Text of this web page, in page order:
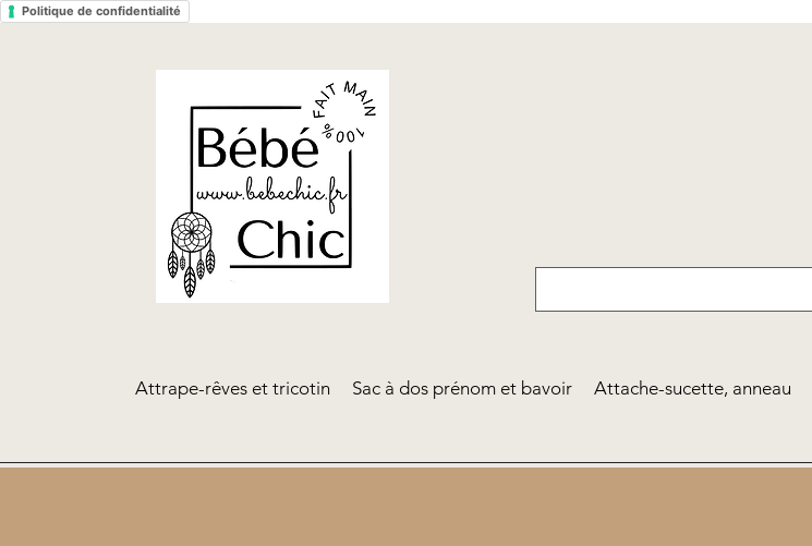
Politique de confidentialité
Attrape-rêves et tricotin Sac à dos prénom et bavoir Attache-sucette, anneau